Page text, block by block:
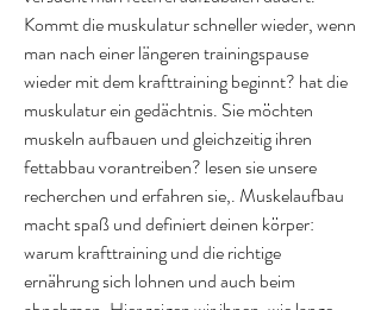
Kommt die muskulatur schneller wieder, wenn
man nach einer längeren trainingspause
wieder mit dem krafttraining beginnt? hat die
muskulatur ein gedächtnis. Sie möchten
muskeln aufbauen und gleichzeitig ihren
fettabbau vorantreiben? lesen sie unsere
recherchen und erfahren sie,. Muskelaufbau
macht spaß und definiert deinen körper:
warum krafttraining und die richtige
ernährung sich lohnen und auch beim